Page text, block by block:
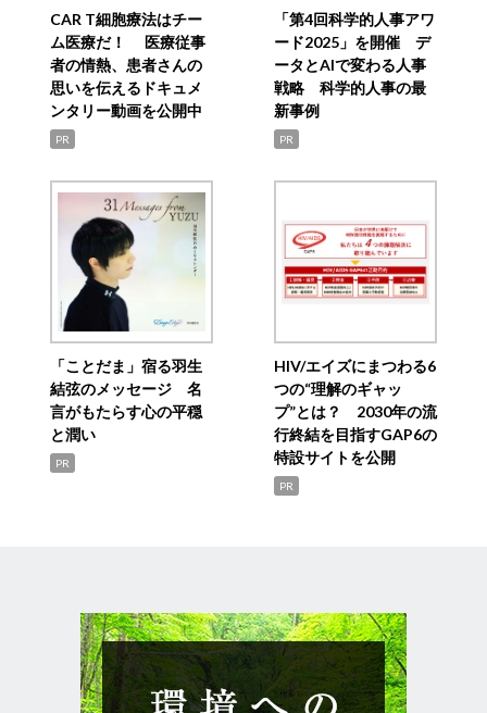
CAR T細胞療法はチー
ム医療だ！ 医療従事
者の情熱、患者さんの
思いを伝えるドキュメ
ンタリー動画を公開中
PR
「第4回科学的人事アワ
ード2025」を開催 デ
ータとAIで変わる人事
戦略 科学的人事の最
新事例
PR
「ことだま」宿る羽生
結弦のメッセージ 名
言がもたらす心の平穏
と潤い
PR
HIV/エイズにまつわる6
つの“理解のギャッ
プ”とは？ 2030年の流
行終結を目指すGAP6の
特設サイトを公開
PR